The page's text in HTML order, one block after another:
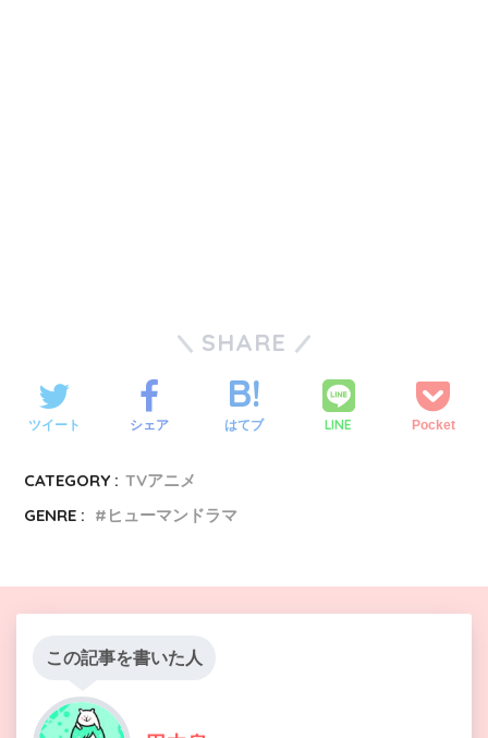
SHARE
ツイート シェア はてブ LINE Pocket
CATEGORY : TVアニメ
GENRE :
ヒューマンドラマ
この記事を書いた人